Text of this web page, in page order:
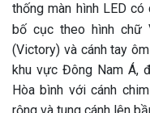
thống màn hình LED
bố cục theo hình chữ
(Victory) và cánh tay
khu vực Đông Nam Á,
Hòa bình với cánh
rộng và tung cánh lên